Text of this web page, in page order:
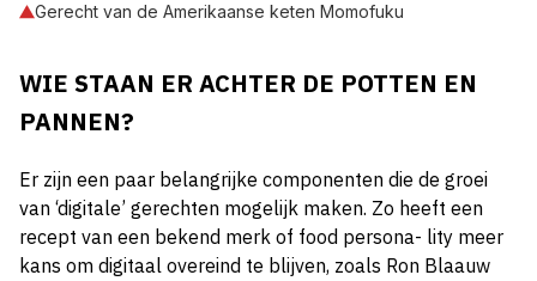
Gerecht van de Amerikaanse keten Momofuku
WIE STAAN ER ACHTER DE POTTEN EN
PANNEN?
Er zijn een paar belangrijke componenten die de groei
van ‘digitale’ gerechten mogelijk maken. Zo heeft een
recept van een bekend merk of food persona- lity meer
kans om digitaal overeind te blijven, zoals Ron Blaauw